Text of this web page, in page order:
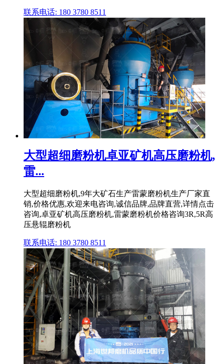
联系电话: 180 3780 8511
大型超细磨粉机卓亚矿机高压磨粉机,
雷...
大型超细磨粉机,9年大矿石生产雷蒙磨粉机生产厂家直
销,价格优惠,欢迎来电咨询,诚信品牌,品牌直营,详情点击
咨询,卓亚矿机高压磨粉机,雷蒙磨粉机价格咨询3R,5R高
压悬辊磨粉机
联系电话: 180 3780 8511